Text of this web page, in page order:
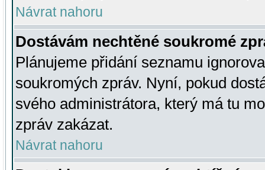
Návrat nahoru
Dostávám nechtěné soukromé
Plánujeme přidání seznamu
soukromých zpráv. Nyní, pokud
svého administrátora, který má tu
zpráv zakázat.
Návrat nahoru